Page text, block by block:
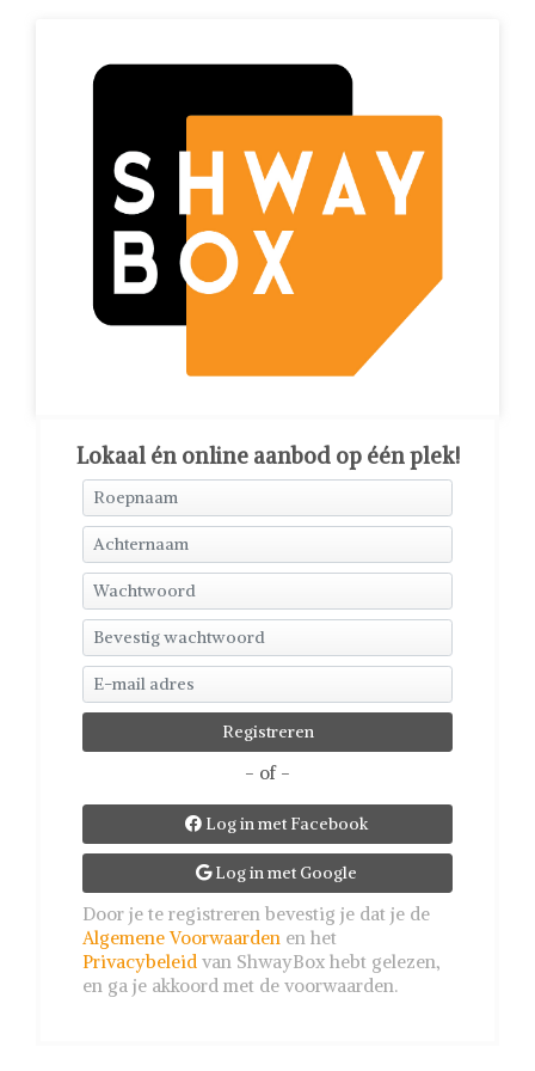
Lokaal én online aanbod op één plek!
- of -
Log in met Facebook
Log in met Google
Door je te registreren bevestig je dat je de
Algemene Voorwaarden en het
Privacybeleid van ShwayBox hebt gelezen,
en ga je akkoord met de voorwaarden.